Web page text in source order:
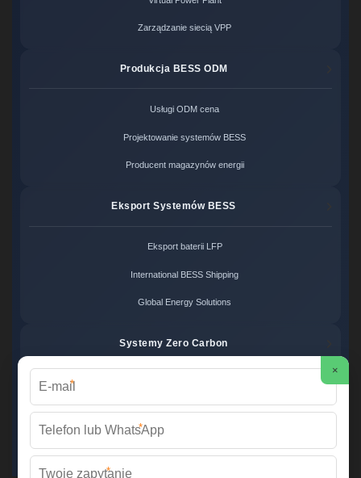
Zarządzanie siecią VPP
Produkcja BESS ODM
Usługi ODM cena
Projektowanie systemów BESS
Producent magazynów energii
Eksport Systemów BESS
Eksport baterii LFP
International BESS Shipping
Global Energy Solutions
Systemy Zero Carbon
Zero Carbon Energy
Ekologiczne rozwiązania OZE
×
*
*
*